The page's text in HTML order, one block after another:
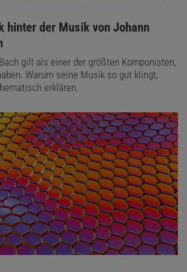
hinter der Musik von Johann
gilt als einer der größten Komponisten,
Warum seine Musik so gut klingt,
erklären.